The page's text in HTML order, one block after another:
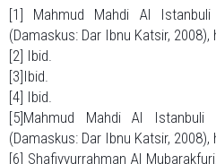
[1] Mahmud Mahdi Al
(Damaskus: Dar Ibnu Katsir, 2008),
[2] Ibid.
[3]Ibid.
[4] Ibid.
[5]Mahmud Mahdi Al Istanbuli
(Damaskus: Dar Ibnu Katsir, 2008),
[6] Shafiyyurrahman Al